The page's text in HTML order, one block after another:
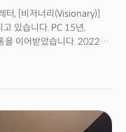
is being disrupted,
long-dominant
chips coveted for AI
터, [비저너리(Visionary)]
있습니다. PC 15년,
을 이어받았습니다. 2022년
모델을 개발하기 위한
수재인 반도체 칩에 대한
스법), 일본 35조원(반도체
반도체를 둘러싼 국가와